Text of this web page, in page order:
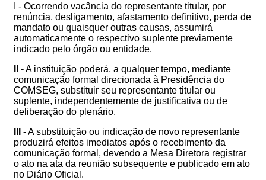
I - Ocorrendo vacância do representante titular, por
renúncia, desligamento, afastamento definitivo, perda de
mandato ou quaisquer outras causas, assumirá
automaticamente o respectivo suplente previamente
indicado pelo órgão ou entidade.
II -A instituição poderá, a qualquer tempo, mediante
comunicação formal direcionada à Presidência do
COMSEG, substituir seu representante titular ou
suplente, independentemente de justificativa ou de
deliberação do plenário.
III -A substituição ou indicação de novo representante
produzirá efeitos imediatos após o recebimento da
comunicação formal, devendo a Mesa Diretora registrar
o ato na ata da reunião subsequente e publicado em ato
no Diário Oficial.